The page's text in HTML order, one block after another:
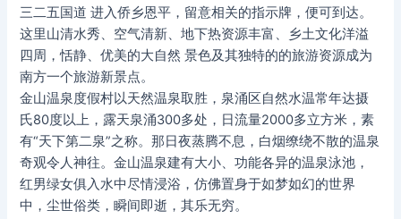
三二五国道 进入侨乡恩平，留意相关的指示牌，便可到达。
这里山清水秀、空气清新、地下热资源丰富、乡土文化洋溢
四周，恬静、优美的大自然 景色及其独特的的旅游资源成为
南方一个旅游新景点。
金山温泉度假村以天然温泉取胜，泉涌区自然水温常年达摄
氏80度以上，露天泉涌300多处，日流量2000多立方米，素
有“天下第二泉”之称。那日夜蒸腾不息，白烟缭绕不散的温泉
奇观令人神往。金山温泉建有大小、功能各异的温泉泳池，
红男绿女俱入水中尽情浸浴，仿佛置身于如梦如幻的世界
中，尘世俗类，瞬间即逝，其乐无穷。